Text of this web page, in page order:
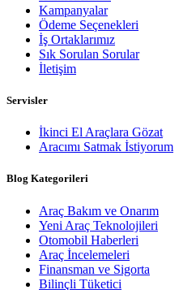
Kampanyalar
Ödeme Seçenekleri
İş Ortaklarımız
Sık Sorulan Sorular
İletişim
Servisler
İkinci El Araçlara Gözat
Aracımı Satmak İstiyorum
Blog Kategorileri
Araç Bakım ve Onarım
Yeni Araç Teknolojileri
Otomobil Haberleri
Araç İncelemeleri
Finansman ve Sigorta
Bilinçli Tüketici